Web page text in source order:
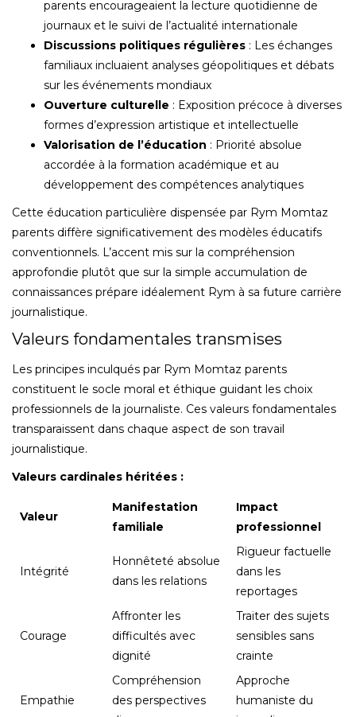
parents encourageaient la lecture quotidienne de
journaux et le suivi de l’actualité internationale
Discussions politiques régulières : Les échanges
familiaux incluaient analyses géopolitiques et débats
sur les événements mondiaux
Ouverture culturelle : Exposition précoce à diverses
formes d’expression artistique et intellectuelle
Valorisation de l’éducation : Priorité absolue
accordée à la formation académique et au
développement des compétences analytiques
Cette éducation particulière dispensée par Rym Momtaz
parents diffère significativement des modèles éducatifs
conventionnels. L’accent mis sur la compréhension
approfondie plutôt que sur la simple accumulation de
connaissances prépare idéalement Rym à sa future carrière
journalistique.
Valeurs fondamentales transmises
Les principes inculqués par Rym Momtaz parents
constituent le socle moral et éthique guidant les choix
professionnels de la journaliste. Ces valeurs fondamentales
transparaissent dans chaque aspect de son travail
journalistique.
Valeurs cardinales héritées :
Valeur
Manifestation
familiale
Impact
professionnel
Intégrité
Honnêteté absolue
dans les relations
Rigueur factuelle
dans les
reportages
Courage
Affronter les
difficultés avec
dignité
Traiter des sujets
sensibles sans
crainte
Empathie
Compréhension
des perspectives
Approche
humaniste du